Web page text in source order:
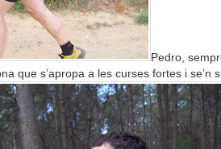
Pedro,
que s’apropa a les curses fortes i se’n